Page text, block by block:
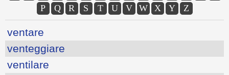
P
Q R S T U V W X Y Z
ventare
venteggiare
ventilare